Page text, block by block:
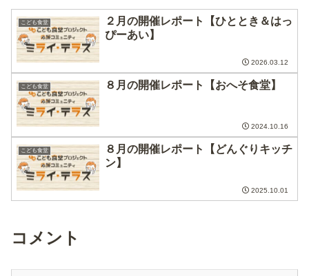
こども食堂
２月の開催レポート【ひととき＆はっ
ぴーあい】
2026.03.12
こども食堂 ８月の開催レポート【おへそ食堂】
2024.10.16
こども食堂
８月の開催レポート【どんぐりキッチ
ン】
2025.10.01
コメント